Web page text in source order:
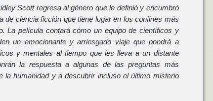
Scott regresa al género que le definió y encumbró
de ciencia ficción que tiene lugar en los confines más
La película contará cómo un equipo de científicos y
un emocionante y arriesgado viaje que pondrá a
y mentales al tiempo que les lleva a un distante
la respuesta a algunas de las preguntas más
la humanidad y a descubrir incluso el último misterio